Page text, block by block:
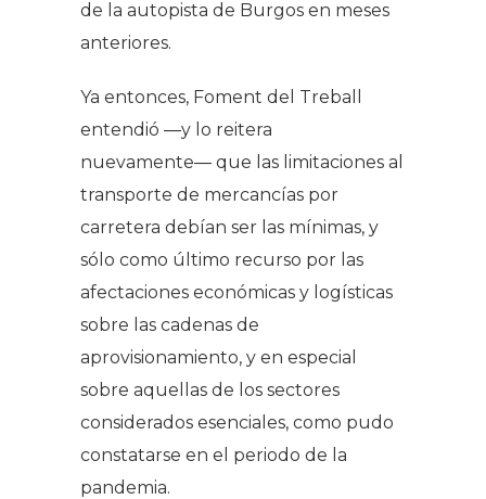
de la autopista de Burgos en meses
anteriores.
Ya entonces, Foment del Treball
entendió ―y lo reitera
nuevamente― que las limitaciones al
transporte de mercancías por
carretera debían ser las mínimas, y
sólo como último recurso por las
afectaciones económicas y logísticas
sobre las cadenas de
aprovisionamiento, y en especial
sobre aquellas de los sectores
considerados esenciales, como pudo
constatarse en el periodo de la
pandemia.